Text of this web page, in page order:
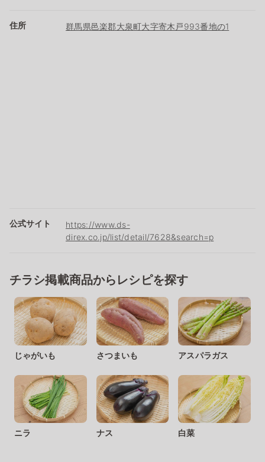
住所 群馬県邑楽郡大泉町大字寄木戸993番地の1
公式サイト
https://www.ds-
direx.co.jp/list/detail/7628&search=p
チラシ掲載商品からレシピを探す
じゃがいも さつまいも アスパラガス
ニラ ナス 白菜